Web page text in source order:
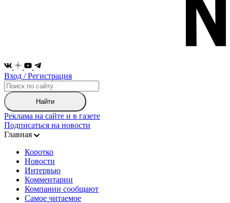
Вход / Регистрация
Найти
Реклама на сайте и в газете
Подписаться на новости
Главная
Коротко
Новости
Интервью
Комментарии
Компании сообщают
Самое читаемое